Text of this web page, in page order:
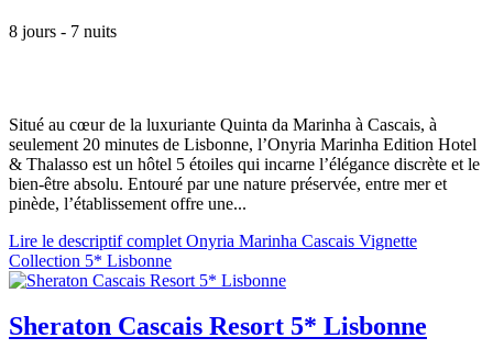
8 jours - 7 nuits
Situé au cœur de la luxuriante Quinta da Marinha à Cascais, à
seulement 20 minutes de Lisbonne, l’Onyria Marinha Edition Hotel
& Thalasso est un hôtel 5 étoiles qui incarne l’élégance discrète et le
bien-être absolu. Entouré par une nature préservée, entre mer et
pinède, l’établissement offre une...
Lire le descriptif complet Onyria Marinha Cascais Vignette
Collection 5* Lisbonne
Sheraton Cascais Resort 5* Lisbonne